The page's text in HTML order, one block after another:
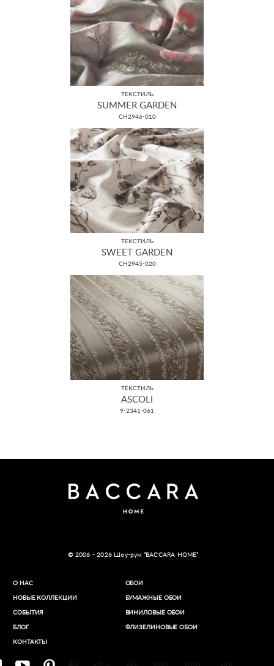
ТЕКСТИЛЬ
SUMMER GARDEN
CH2946-010
ТЕКСТИЛЬ
SWEET GARDEN
CH2945-020
ТЕКСТИЛЬ
ASCOLI
9-2341-061
© 2006 - 2026 Шоу-рум “BACCARA HOME”
О НАС
НОВЫЕ КОЛЛЕКЦИИ
СОБЫТИЯ
БЛОГ
КОНТАКТЫ
ОБОИ
БУМАЖНЫЕ ОБОИ
ВИНИЛОВЫЕ ОБОИ​
ФЛИЗЕЛИНОВЫЕ ОБОИ